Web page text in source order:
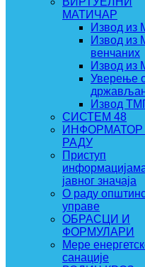
МАТИЧАР
Извод из
Извод из
венчаних
Извод из
Уверење
Извод
СИСТЕМ 48
ИНФОРМАТОР
РАДУ
Приступ
јавног значаја
О раду
управе
ОБРАСЦИ И
ФОРМУЛАРИ
Мере
санације